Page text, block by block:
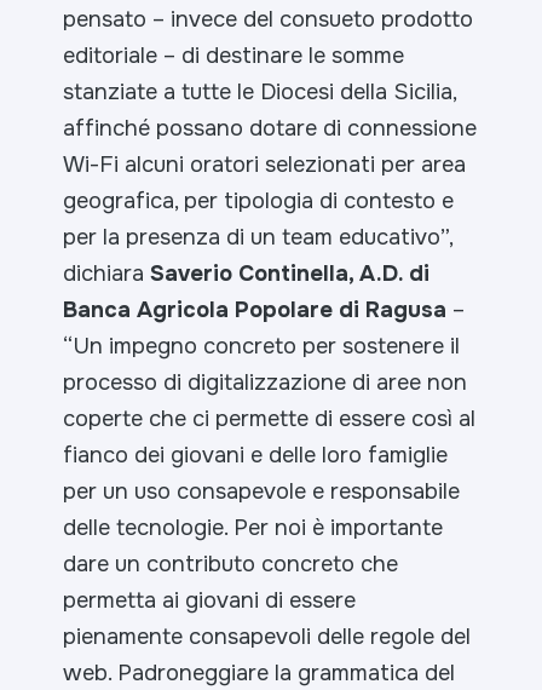
pensato – invece del consueto prodotto
editoriale – di destinare le somme
stanziate a tutte le Diocesi della Sicilia,
affinché possano dotare di connessione
Wi-Fi alcuni oratori selezionati per area
geografica, per tipologia di contesto e
per la presenza di un team educativo”,
dichiaraSaverio Continella, A.D. di
Banca Agricola Popolare di Ragusa –
“Un impegno concreto per sostenere il
processo di digitalizzazione di aree non
coperte che ci permette di essere così al
fianco dei giovani e delle loro famiglie
per un uso consapevole e responsabile
delle tecnologie. Per noi è importante
dare un contributo concreto che
permetta ai giovani di essere
pienamente consapevoli delle regole del
web. Padroneggiare la grammatica del